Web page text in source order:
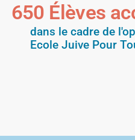
dans le cadre de
Ecole Juive Pour
650 Élèves